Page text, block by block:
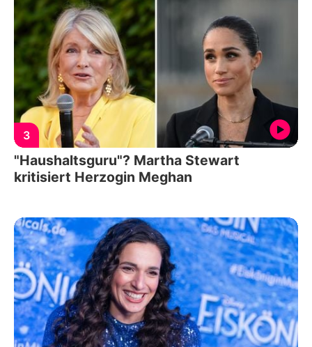
3
"Haushaltsguru"? Martha Stewart
kritisiert Herzogin Meghan